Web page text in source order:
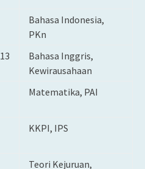
Bahasa Indonesia,
PKn
Bahasa Inggris,
Kewirausahaan
Matematika, PAI
KKPI, IPS
Teori Kejuruan,